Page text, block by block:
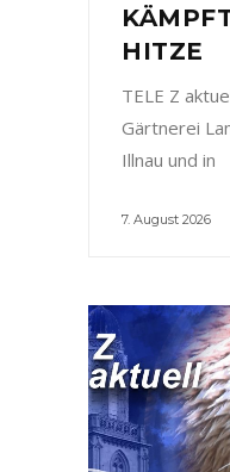
HITZE
TELE Z
Gärtnerei
Illnau und in
7. August 2026